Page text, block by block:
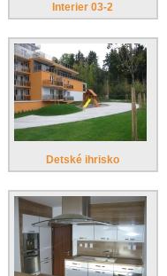
Interier 03-2
Detské ihrisko